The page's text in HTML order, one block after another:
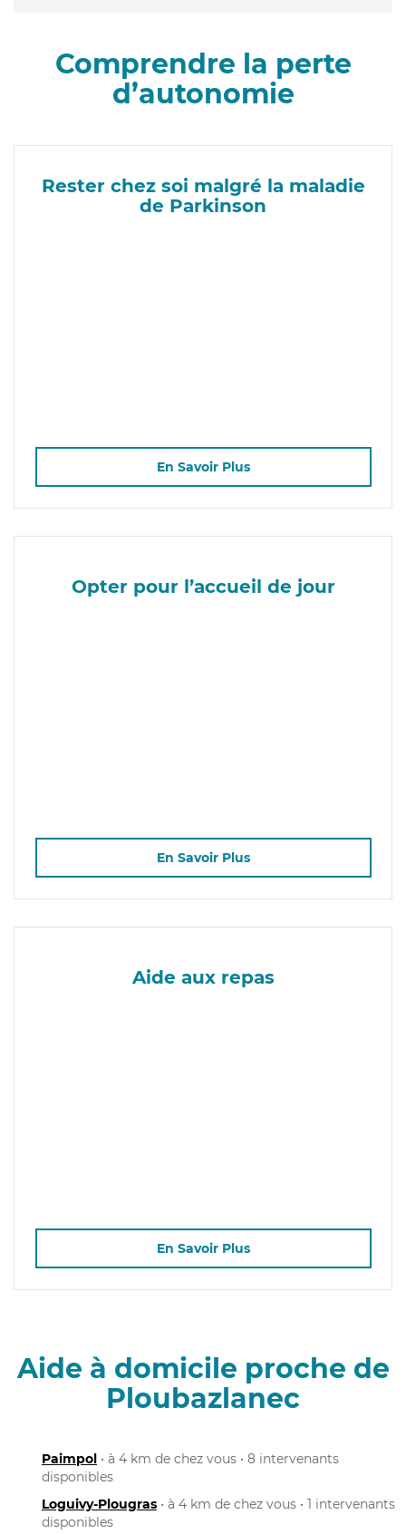
Comprendre la perte
d’autonomie
Rester chez soi malgré la maladie
de Parkinson
En Savoir Plus
Opter pour l’accueil de jour
En Savoir Plus
Aide aux repas
En Savoir Plus
Aide à domicile proche de
Ploubazlanec
Paimpol • à 4 km de chez vous • 8 intervenants
disponibles
Loguivy-Plougras • à 4 km de chez vous • 1 intervenants
disponibles